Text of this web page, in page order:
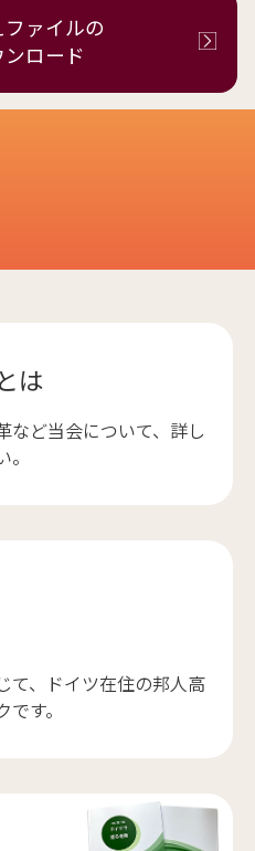
ァイルの
ンロード
は
など当会について、詳し
て、ドイツ在住の邦人高
す。